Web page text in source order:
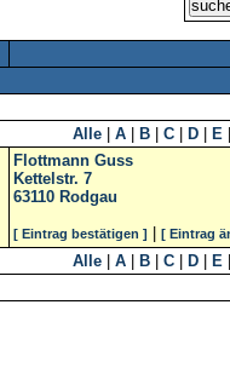
Alle A B C D E
Flottmann Guss
Kettelstr. 7
63110 Rodgau
[ Eintrag bestätigen ] [ Eintrag
Alle A B C D E